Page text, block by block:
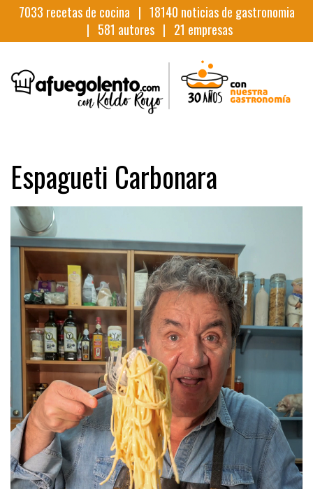
7033 recetas de cocina | 18140 noticias de gastronomia
| 581 autores | 21 empresas
Espagueti Carbonara